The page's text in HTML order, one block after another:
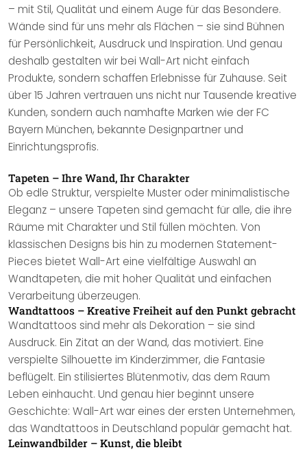
– mit Stil, Qualität und einem Auge für das Besondere.
Wände sind für uns mehr als Flächen – sie sind Bühnen
für Persönlichkeit, Ausdruck und Inspiration. Und genau
deshalb gestalten wir bei Wall-Art nicht einfach
Produkte, sondern schaffen Erlebnisse für Zuhause. Seit
über 15 Jahren vertrauen uns nicht nur Tausende kreative
Kunden, sondern auch namhafte Marken wie der FC
Bayern München, bekannte Designpartner und
Einrichtungsprofis.
Tapeten – Ihre Wand, Ihr Charakter
Ob edle Struktur, verspielte Muster oder minimalistische
Eleganz – unsere Tapeten sind gemacht für alle, die ihre
Räume mit Charakter und Stil füllen möchten. Von
klassischen Designs bis hin zu modernen Statement-
Pieces bietet Wall-Art eine vielfältige Auswahl an
Wandtapeten, die mit hoher Qualität und einfachen
Verarbeitung überzeugen.
Wandtattoos – Kreative Freiheit auf den Punkt gebracht
Wandtattoos sind mehr als Dekoration – sie sind
Ausdruck. Ein Zitat an der Wand, das motiviert. Eine
verspielte Silhouette im Kinderzimmer, die Fantasie
beflügelt. Ein stilisiertes Blütenmotiv, das dem Raum
Leben einhaucht. Und genau hier beginnt unsere
Geschichte: Wall-Art war eines der ersten Unternehmen,
das Wandtattoos in Deutschland populär gemacht hat.
Leinwandbilder – Kunst, die bleibt